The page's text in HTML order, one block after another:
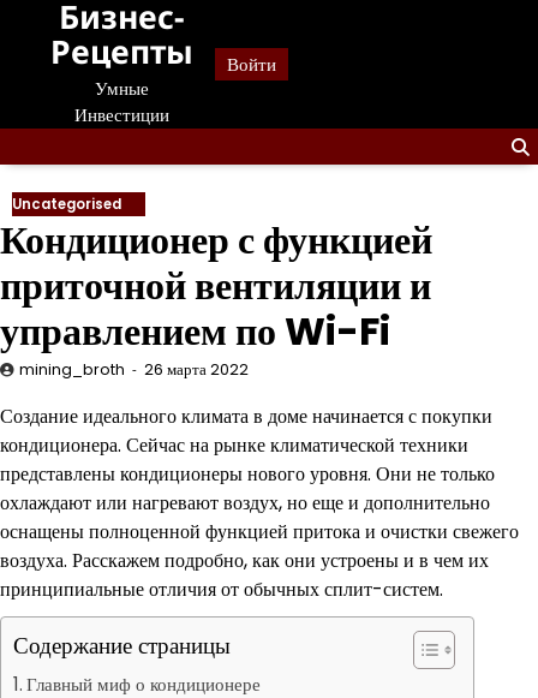
Перейти
содержанию
Бизнес-
Рецепты
Умные
Инвестиции
Войти
Uncategorised
Кондиционер с функцией
приточной вентиляции и
управлением по Wi-Fi
mining_broth 26 марта 2022
Создание идеального климата в доме начинается с покупки
кондиционера. Сейчас на рынке климатической техники
представлены кондиционеры нового уровня. Они не только
охлаждают или нагревают воздух, но еще и дополнительно
оснащены полноценной функцией притока и очистки свежего
воздуха. Расскажем подробно, как они устроены и в чем их
принципиальные отличия от обычных сплит-систем.
Содержание страницы
Главный миф о кондиционере